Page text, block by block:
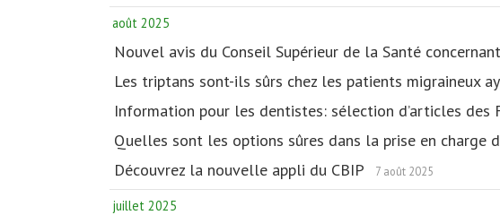
août 2025
Nouvel avis du Conseil Supérieur de la Santé
Les triptans sont-ils sûrs chez les patients migraineux
Information pour les dentistes: sélection d’articles
Quelles sont les options sûres dans la prise en charge
Découvrez la nouvelle appli du CBIP 7 août 2025
juillet 2025